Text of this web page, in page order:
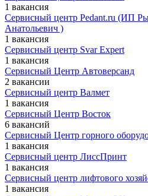
1 вакансия
Сервисный центр Pedant.ru (ИП
Анатольевич )
1 вакансия
Сервисный центр Svar Expert
1 вакансия
Сервисный Центр Автоверсанд
2 вакансии
Сервисный центр Валмет
1 вакансия
Сервисный Центр Восток
6 вакансий
Сервисный Центр горного
1 вакансия
Сервисный центр ЛиссПринт
1 вакансия
Сервисный центр лифтового
1 вакансия